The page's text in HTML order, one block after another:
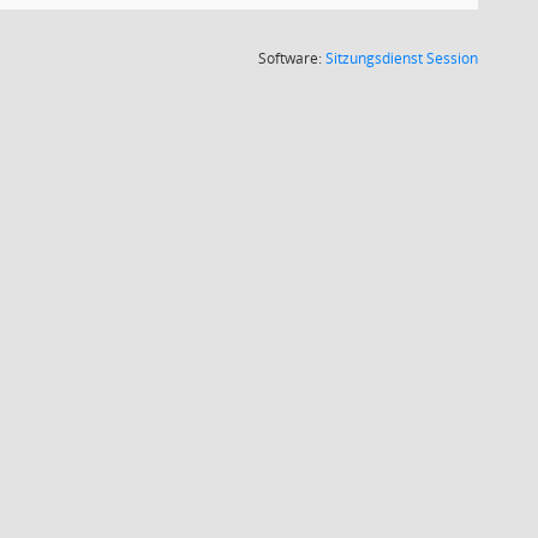
Software:SitzungsdienstSession(Wird in